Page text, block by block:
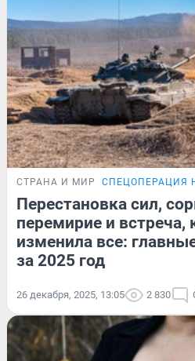
СТРАНА И МИР СПЕЦОПЕРАЦИЯ
Перестановка сил,
перемирие и встреча,
изменила все:
за 2025 год
26 декабря, 2025, 13:05 2 830